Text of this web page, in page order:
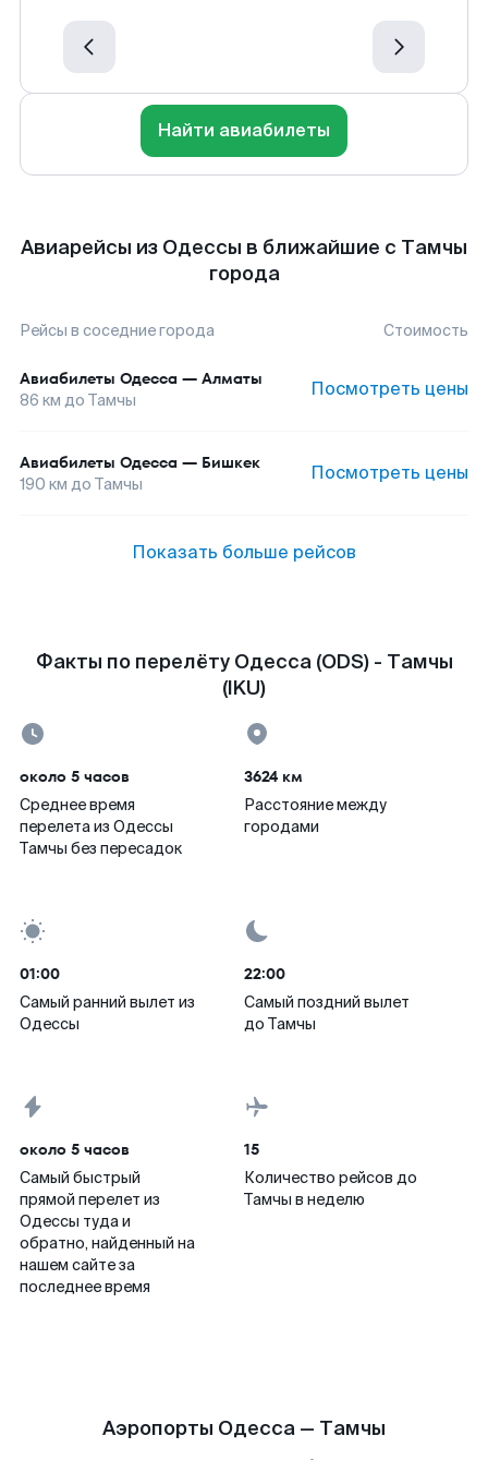
Найти авиабилеты
Авиарейсы из Одессы в ближайшие с Тамчы
города
Рейсы в соседние города Стоимость
Авиабилеты Одесса — Алматы
86 км до Тамчы Посмотреть цены
Авиабилеты Одесса — Бишкек
190 км до Тамчы Посмотреть цены
Показать больше рейсов
Факты по перелёту Одесса (ODS) - Тамчы
(IKU)
около 5 часов
Среднее время
перелета из Одессы
Тамчы без пересадок
3624 км
Расстояние между
городами
01:00
Самый ранний вылет из
Одессы
22:00
Самый поздний вылет
до Тамчы
около 5 часов
Самый быстрый
прямой перелет из
Одессы туда и
обратно, найденный на
нашем сайте за
последнее время
15
Количество рейсов до
Тамчы в неделю
Аэропорты Одесса — Тамчы